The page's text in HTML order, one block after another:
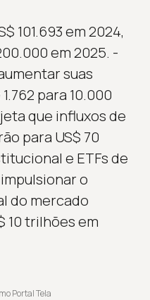
101.693 em 2024,
em 2025. -
suas
para 10.000
que influxos de
para US$ 70
e ETFs de
o
do mercado
10 trilhões em
Portal Tela